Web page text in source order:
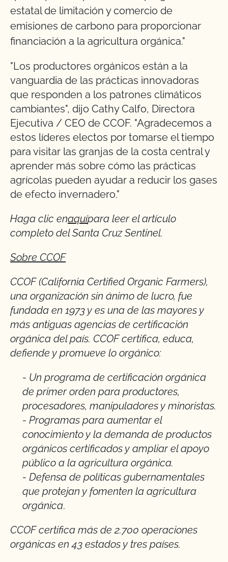
estatal de limitación y comercio de
emisiones de carbono para proporcionar
financiación a la agricultura orgánica."
"Los productores orgánicos están a la
vanguardia de las prácticas innovadoras
que responden a los patrones climáticos
cambiantes", dijo Cathy Calfo, Directora
Ejecutiva / CEO de CCOF. "Agradecemos a
estos líderes electos por tomarse el tiempo
para visitar las granjas de la costa central y
aprender más sobre cómo las prácticas
agrícolas pueden ayudar a reducir los gases
de efecto invernadero."
Haga clic enaquípara leer el artículo
completo del Santa Cruz Sentinel.
Sobre CCOF
CCOF (California Certified Organic Farmers),
una organización sin ánimo de lucro, fue
fundada en 1973 y es una de las mayores y
más antiguas agencias de certificación
orgánica del país. CCOF certifica, educa,
defiende y promueve lo orgánico:
- Un programa de certificación orgánica
de primer orden para productores,
procesadores, manipuladores y minoristas.
- Programas para aumentar el
conocimiento y la demanda de productos
orgánicos certificados y ampliar el apoyo
público a la agricultura orgánica.
- Defensa de políticas gubernamentales
que protejan y fomenten la agricultura
orgánica.
CCOF certifica más de 2.700 operaciones
orgánicas en 43 estados y tres países.